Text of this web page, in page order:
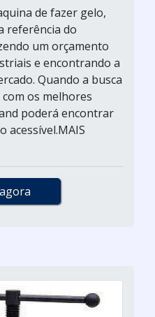
de fazer gelo,
referência do
um orçamento
e encontrando a
Quando a busca
os melhores
poderá encontrar
acessível.MAIS